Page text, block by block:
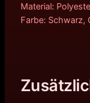
Material:
Farbe: Schwarz,